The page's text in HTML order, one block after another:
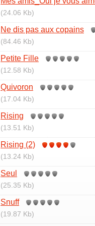
(24.06 Kb)
Ne dis pas aux copains
(84.46 Kb)
Petite Fille
(12.58 Kb)
Quivoron
(17.04 Kb)
Rising
(13.51 Kb)
Rising (2)
(13.24 Kb)
Seul
(25.35 Kb)
Snuff
(19.87 Kb)